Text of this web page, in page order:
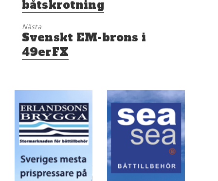
båtskrotning
Nästa
Nästa
inlägg:
Svenskt EM-brons i
49erFX